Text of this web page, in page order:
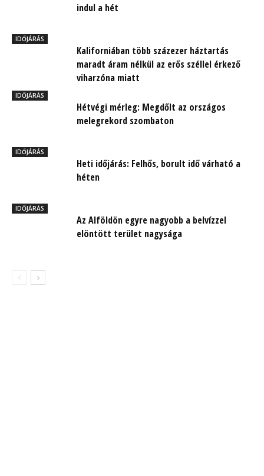
indul a hét
IDŐJÁRÁS
Kaliforniában több százezer háztartás
maradt áram nélkül az erős széllel érkező
viharzóna miatt
IDŐJÁRÁS
Hétvégi mérleg: Megdőlt az országos
melegrekord szombaton
IDŐJÁRÁS
Heti időjárás: Felhős, borult idő várható a
héten
IDŐJÁRÁS
Az Alföldön egyre nagyobb a belvízzel
elöntött terület nagysága